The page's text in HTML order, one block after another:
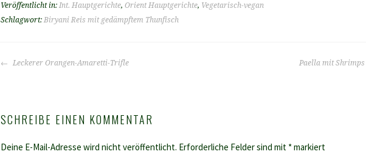
Veröffentlicht in: Int. Hauptgerichte, Orient Hauptgerichte, Vegetarisch-vegan
Schlagwort: Biryani Reis mit gedämpftem Thunfisch
BEITRAGS-
Leckerer Orangen-Amaretti-Trifle Paella mit Shrimps
SCHREIBE EINEN KOMMENTAR
Deine E-Mail-Adresse wird nicht veröffentlicht. Erforderliche Felder sind mit *markiert